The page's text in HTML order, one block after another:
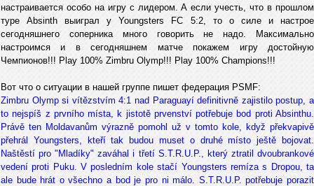
настраивается особо на игру с лидером. А если учесть, что в прошлом
туре Absinth выиграл у Youngsters FC 5:2, то о силе и настрое
сегодняшнего соперника много говорить не надо. Максимально
настроимся и в сегодняшнем матче покажем игру достойную
Чемпионов!!! Play 100% Zimbru Olymp!!! Play 100% Champions!!!
Вот что о ситуации в нашей группе пишет федерация PSMF:
Zimbru Olymp si vítězstvím 4:1 nad Paraguayí definitivně zajistilo postup, a
to nejspíš z prvního místa, k jistotě prvenství potřebuje bod proti Absinthu.
Právě ten Moldavanům výrazně pomohl už v tomto kole, když překvapivě
přehrál Youngsters, kteří tak budou muset o druhé místo ještě bojovat.
Naštěstí pro "Mladíky" zaváhal i třetí S.T.R.U.P., který ztratil dvoubrankové
vedení proti Puku. V posledním kole stačí Youngsters remíza s Dropou, ta
ale bude hrát o všechno a bod je pro ni málo. S.T.R.U.P. potřebuje porazit